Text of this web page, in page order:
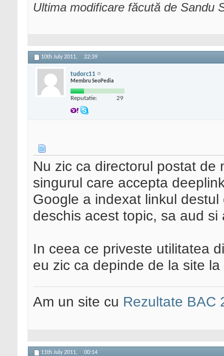
Ultima modificare făcută de Sandu
10th July 2011, 22:39
tudorc11
Membru SeoPedia
Reputatie: 29
Nu zic ca directorul postat de
singurul care accepta
Google a indexat linkul
deschis acest topic, sa aud si
In ceea ce priveste utilitatea
eu zic ca depinde de la site la
Am un site cu Rezultate BAC
11th July 2011, 00:14